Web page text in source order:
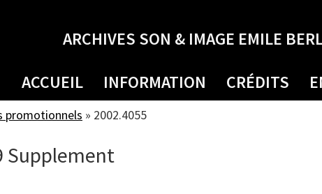
ARCHIVES SON & IMAGE EMILE
ACCUEIL INFORMATION CRÉDITS
promotionnels » 2002.4055
Supplement